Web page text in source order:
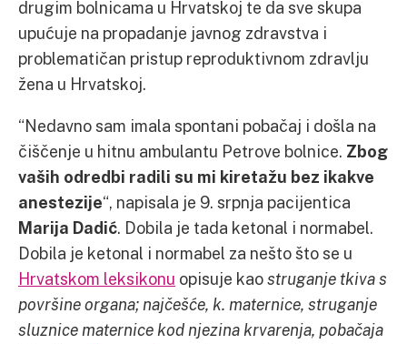
drugim bolnicama u Hrvatskoj te da sve skupa
upućuje na propadanje javnog zdravstva i
problematičan pristup reproduktivnom zdravlju
žena u Hrvatskoj.
“Nedavno sam imala spontani pobačaj i došla na
čiščenje u hitnu ambulantu Petrove bolnice. Zbog
vaših odredbi radili su mi kiretažu bez ikakve
anestezije“, napisala je 9. srpnja pacijentica
Marija Dadić. Dobila je tada ketonal i normabel.
Dobila je ketonal i normabel za nešto što se u
Hrvatskom leksikonu opisuje kaostruganje tkiva s
površine organa; najčešće, k. maternice, struganje
sluznice maternice kod njezina krvarenja, pobačaja